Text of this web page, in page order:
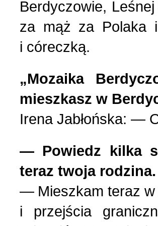
Nasza
O
Ogłoszenia
Opinie
Poezja z
Polacy,
3 (150)
1 (148)
4 (147)
3 (146)
2 (145)
1 (144)
Berdyczowie,
za mąż za Polaka
i córeczką.
„Mozaika
mieszkasz w
Irena Jabłońska: —
— Powiedz kilka
teraz twoja rodzina.
— Mieszkam teraz w
i przejścia